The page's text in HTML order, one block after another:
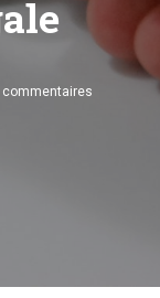
commentaires